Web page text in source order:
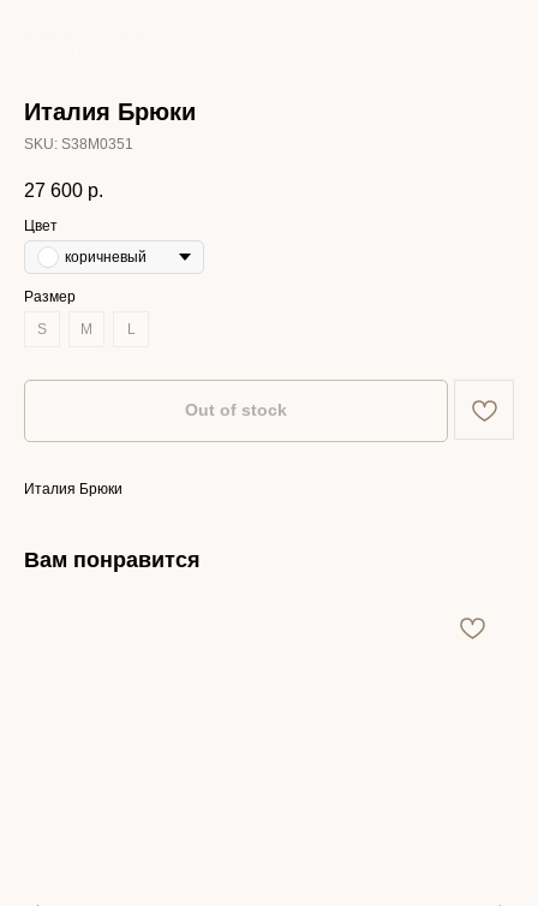
Италия Брюки
SKU: S38M0351
27 600 р.
Цвет
коричневый
Размер
S
M L
Out of stock
Италия Брюки
Вам понравится